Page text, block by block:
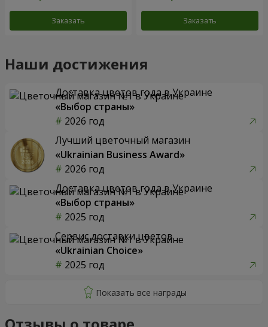
Заказать Заказать
Наши достижения
Доставка цветов года в Украине
«Выбор страны»
2026 год
Лучший цветочный магазин
«Ukrainian Business Award»
2026 год
Доставка цветов года в Украине
«Выбор страны»
2025 год
Сервис доставки цветов
«Ukrainian Choice»
2025 год